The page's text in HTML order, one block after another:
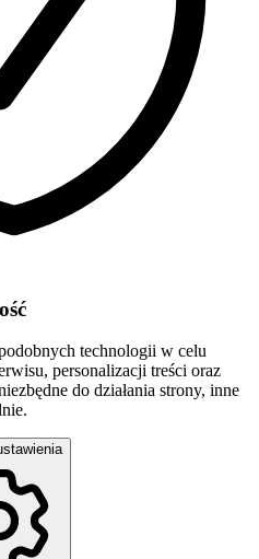
technologii w celu
personalizacji treści oraz
do działania strony, inne